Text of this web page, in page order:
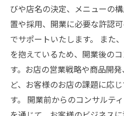
びや店名の決定、メニューの
置や採用、開業に必要な許認
でサポートいたします。 また
を抱えているため、開業後の
す。お店の営業戦略や商品開
ど、お客様のお店の課題に応
す。 開業前からのコンサルテ